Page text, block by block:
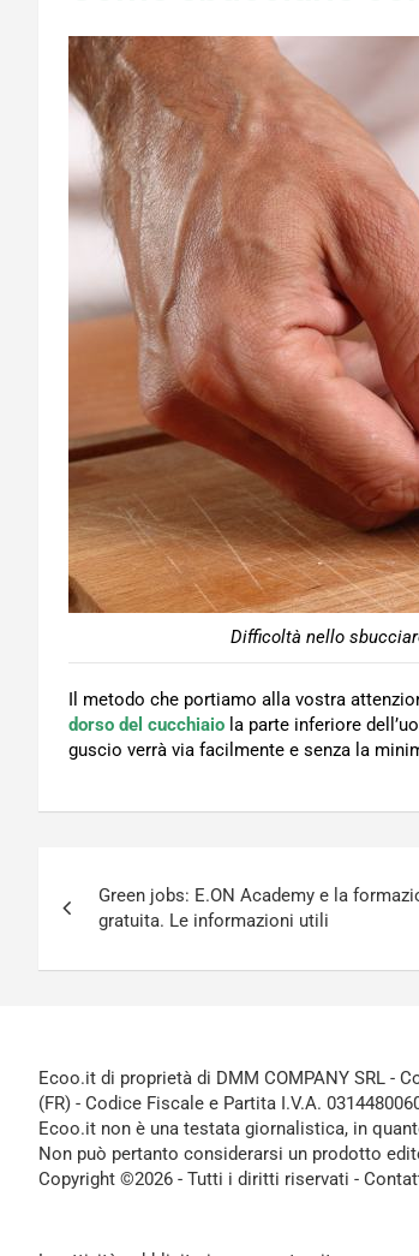
Difficoltà nello
Il metodo che portiamo alla vostra
dorso del cucchiaio la parte inferiore
guscio verrà via facilmente e senza la
articoli
Green jobs: E.ON Academy e la
gratuita. Le informazioni utili
Ecoo.it di proprietà di DMM COMPANY SRL -
(FR) - Codice Fiscale e Partita I.V.A.
Ecoo.it non è una testata giornalistica, in
Non può pertanto considerarsi un prodotto
Copyright ©2026 - Tutti i diritti riservati -